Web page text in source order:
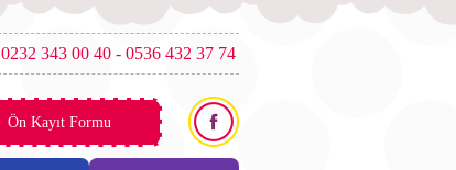
0232 343 00 40 - 0536 432 37 74
Ön Kayıt Formu